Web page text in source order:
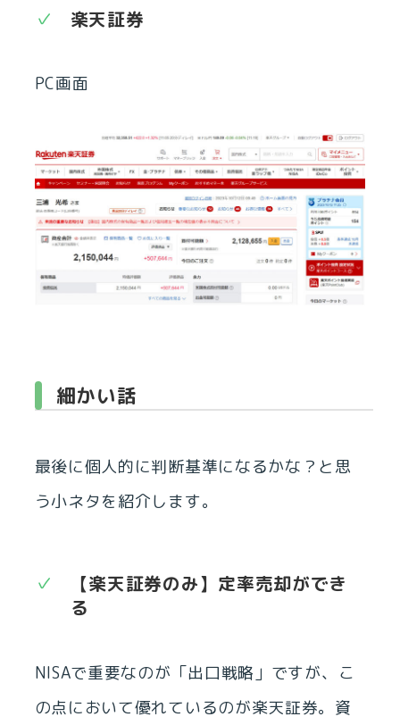
楽天証券
PC画面
細かい話
最後に個人的に判断基準になるかな？と思
う小ネタを紹介します。
【楽天証券のみ】定率売却ができ
る
NISAで重要なのが「出口戦略」ですが、こ
の点において優れているのが楽天証券。資